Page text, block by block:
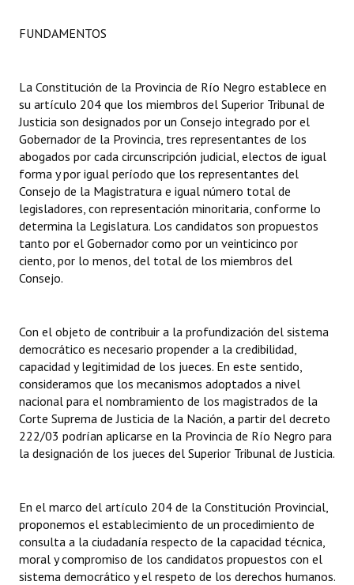
Ejecución Presupuestaria
NORMATIVA
Comunicaciones
Declaraciones
Resoluciones
Resoluciones de Presidencia
INSTITUCIONAL
Noticias Destacadas
Registros y Distinciones
Datos Históricos
Premio al Mérito - Registro
Mujeres que Dejaron Huellas - Registro
Periodistas Decanos - Registro
Ciudadano Ilustre - Registro
FUNDAMENTOS
La Constitución de la Provincia de Río Negro establece en
su artículo 204 que los miembros del Superior Tribunal de
Justicia son designados por un Consejo integrado por el
Gobernador de la Provincia, tres representantes de los
abogados por cada circunscripción judicial, electos de igual
forma y por igual período que los representantes del
Consejo de la Magistratura e igual número total de
legisladores, con representación minoritaria, conforme lo
determina la Legislatura. Los candidatos son propuestos
tanto por el Gobernador como por un veinticinco por
ciento, por lo menos, del total de los miembros del
Consejo.
Con el objeto de contribuir a la profundización del sistema
democrático es necesario propender a la credibilidad,
capacidad y legitimidad de los jueces. En este sentido,
consideramos que los mecanismos adoptados a nivel
nacional para el nombramiento de los magistrados de la
Corte Suprema de Justicia de la Nación, a partir del decreto
222/03 podrían aplicarse en la Provincia de Río Negro para
la designación de los jueces del Superior Tribunal de Justicia.
En el marco del artículo 204 de la Constitución Provincial,
proponemos el establecimiento de un procedimiento de
consulta a la ciudadanía respecto de la capacidad técnica,
moral y compromiso de los candidatos propuestos con el
sistema democrático y el respeto de los derechos humanos.